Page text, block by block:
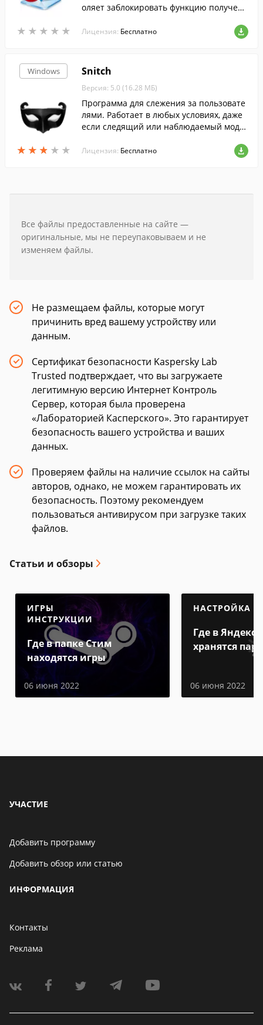
★ ★ ★ ★ ★
★ ★ ★ ★ ★
оляет заблокировать функцию получени
ости,в один клик.
Лицензия: Бесплатно
Windows
★ ★ ★ ★ ★
★ ★ ★ ★ ★
Snitch
Версия: 5.0 (16.28 МБ)
Программа для слежения за пользовате
лями. Работает в любых условиях, даже
если следящий или наблюдаемый модул
находятся за NAT.
Лицензия: Бесплатно
Все файлы предоставленные на сайте —
оригинальные, мы не переупаковываем и не
изменяем файлы.
Не размещаем файлы, которые могут
причинить вред вашему устройству или
данным.
Сертификат безопасности Kaspersky Lab
Trusted подтверждает, что вы загружаете
легитимную версию Интернет Контроль
Сервер, которая была проверена
«Лабораторией Касперского». Это гарантирует
безопасность вашего устройства и ваших
данных.
Проверяем файлы на наличие ссылок на сайты
авторов, однако, не можем гарантировать их
безопасность. Поэтому рекомендуем
пользоваться антивирусом при загрузке таких
файлов.
Статьи и обзоры
ИГРЫ
ИНСТРУКЦИИ
Где в папке Стим
находятся игры
06 июня 2022
НАСТРОЙКА
Где в Яндекс
хранятся
06 июня 2022
УЧАСТИЕ
Добавить программу
Добавить обзор или статью
ИНФОРМАЦИЯ
Контакты
Реклама